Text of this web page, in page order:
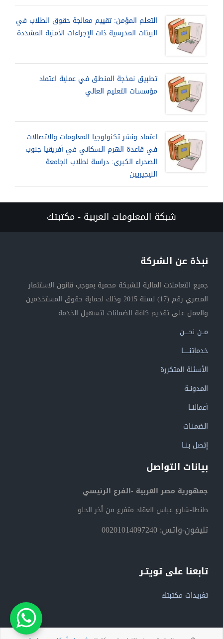
التعلم المؤمن: تقييم معالجة حقوق الطلاب في
البيئات المدرسية ذات الإجراءات الأمنية المشددة
تطبيق نمذجة المنطق في عملية اعتماد
مؤسسات التعليم العالي
اعتماد ونشر تكنولوجيا المعلومات والاتصالات
في قاعدة الهرم السكاني في أفريقيا جنوب
الصحراء الكبرى: دراسة لطلاب الجامعة
النيجيريين
شبكة المعلومات العربية - مكتبتك
نبذة عن الشركة
جميع التعاملات المالية للشبكة محمية بموجب قانون الاستثمار
المصري رقم (17) لسنة 2015 وذلك لحماية حقوق المستخدمين
والعمل على تقديم كافة الضمانات لتسهيل الخدمة.
مــن نحــــن
خدماتنــــــا
الأسئلة المتكررة
المدونــة
أعمالنــا
الضمنـات
إتصل بنــا
بيانات التواصل
جمهورية مصر العربية -الفرع الرئيسي
طنطا-شارع عباس العقاد متفرع من أخر الحلو
تليفون-واتس: 00201014097240
تابعنا على تويتـر
تغريدات مكتبتك